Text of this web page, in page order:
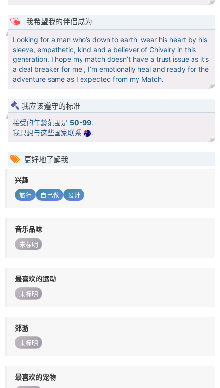
我希望我的伴侣成为
Looking for a man who’s down to earth, wear his heart by his
sleeve, empathetic, kind and a believer of Chivalry in this
generation. I hope my match doesn’t have a trust issue as it’s
a deal breaker for me , I’m emotionally heal and ready for the
adventure same as I expected from my Match.
我应该遵守的标准
接受的年龄范围是 50-99.
我只想与这些国家联系
.
更好地了解我
兴趣
旅行 自己做 设计
音乐品味
未标明
最喜欢的运动
未标明
郊游
未标明
最喜欢的宠物